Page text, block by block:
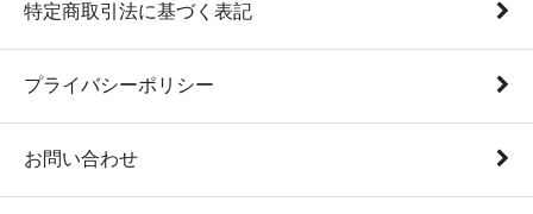
特定商取引法に基づく表記
プライバシーポリシー
お問い合わせ